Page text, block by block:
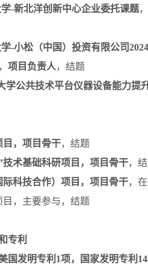
-新北洋创新中心企业委托课题
-小松（中国）投资有限公司
项目负责人，结题
学公共技术平台仪器设备能力提
目，项目骨干，结题
技术基础科研项目，项目骨干，
科技合作）项目，项目骨干，
目，主要参与，结题
专利
国发明专利1项，国家发明专利